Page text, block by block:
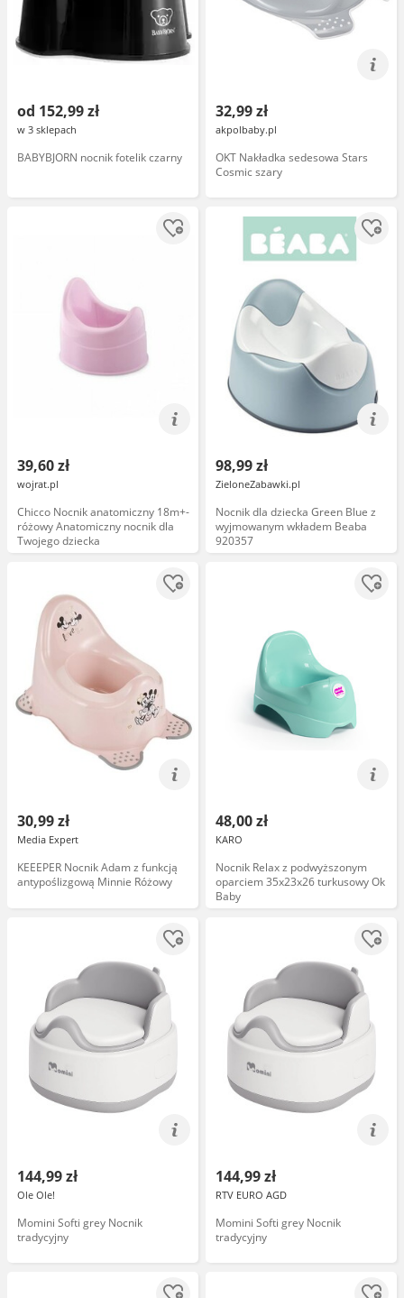
od 152,99 zł
w 3 sklepach
BABYBJORN nocnik fotelik czarny
32,99 zł
akpolbaby.pl
OKT Nakładka sedesowa Stars
Cosmic szary
39,60 zł
wojrat.pl
Chicco Nocnik anatomiczny 18m+-
różowy Anatomiczny nocnik dla
Twojego dziecka
98,99 zł
ZieloneZabawki.pl
Nocnik dla dziecka Green Blue z
wyjmowanym wkładem Beaba
920357
30,99 zł
Media Expert
KEEEPER Nocnik Adam z funkcją
antypoślizgową Minnie Różowy
48,00 zł
KARO
Nocnik Relax z podwyższonym
oparciem 35x23x26 turkusowy Ok
Baby
144,99 zł
Ole Ole!
Momini Softi grey Nocnik
tradycyjny
144,99 zł
RTV EURO AGD
Momini Softi grey Nocnik
tradycyjny